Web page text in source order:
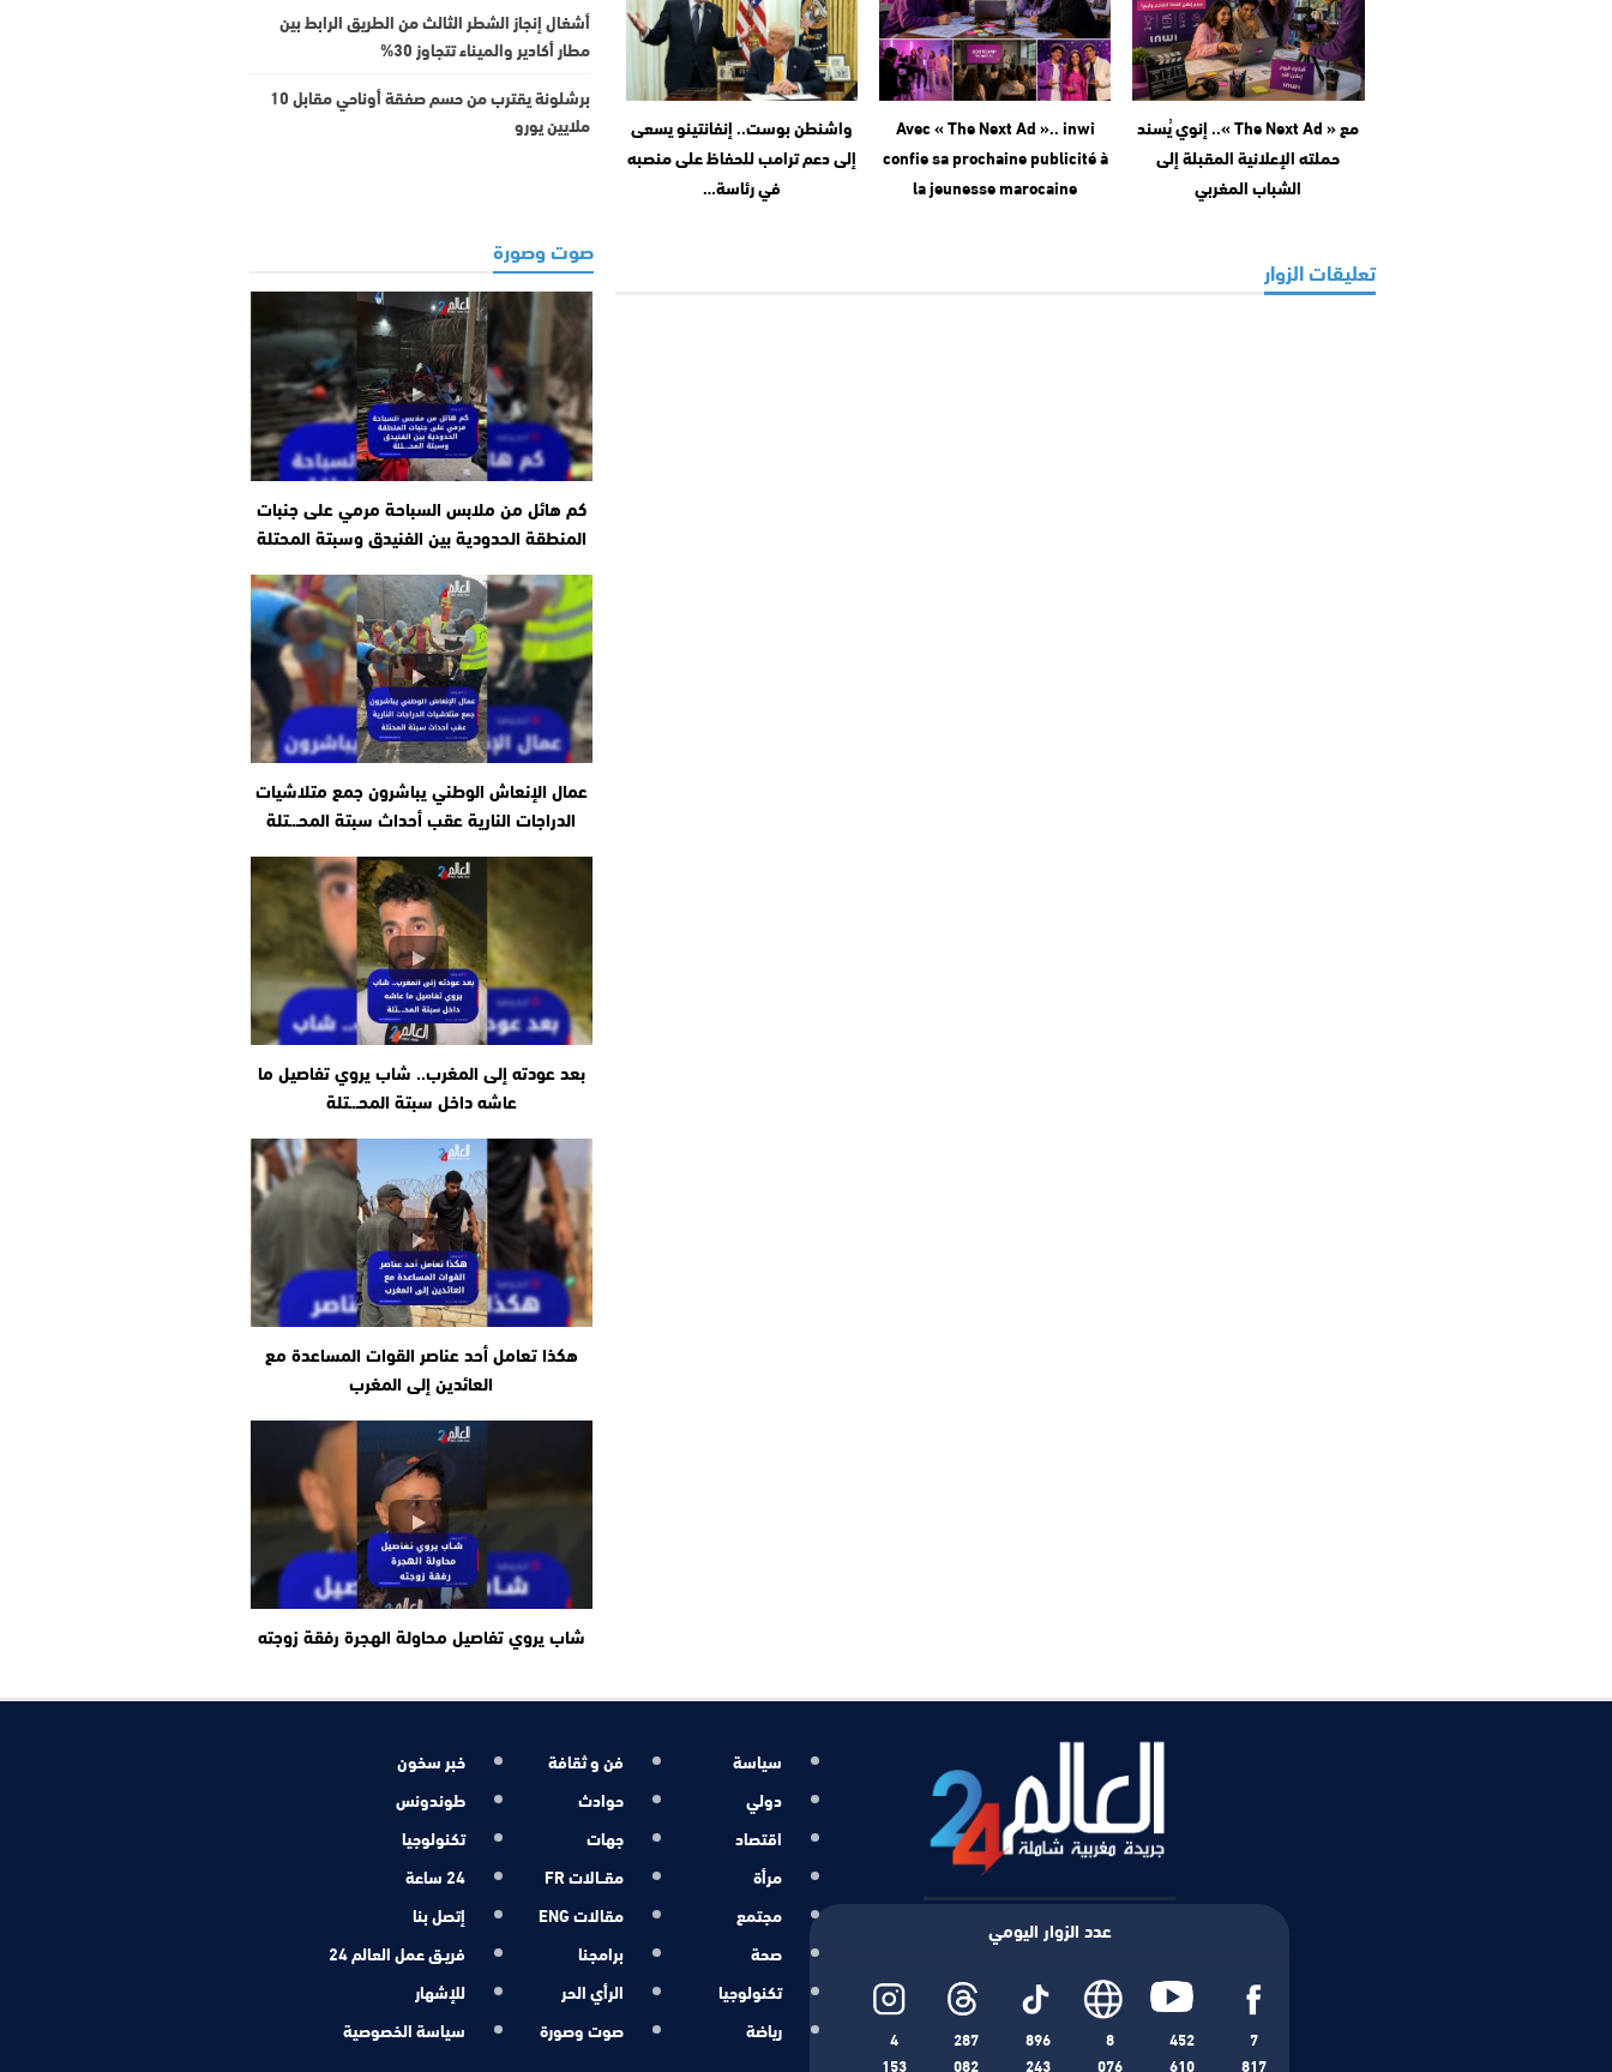
مع « The Next Ad ».. إنوي يُسند
حملته الإعلانية المقبلة إلى
الشباب المغربي
Avec « The Next Ad ».. inwi
confie sa prochaine publicité à
la jeunesse marocaine
واشنطن بوست.. إنفانتينو يسعى
إلى دعم ترامب للحفاظ على منصبه
في رئاسة…
تعليقات الزوار
أشغال إنجاز الشطر الثالث من الطريق الرابط بين
مطار أكادير والميناء تتجاوز 30%
برشلونة يقترب من حسم صفقة أوناحي مقابل 10
ملايين يورو
صوت وصورة
كم هائل من ملابس السباحة مرمي على جنبات
المنطقة الحدودية بين الفنيدق وسبتة المحتلة
عمال الإنعاش الوطني يباشرون جمع متلاشيات
الدراجات النارية عقب أحداث سبتة المحـ.ـتلة
بعد عودته إلى المغرب.. شاب يروي تفاصيل ما
عاشه داخل سبتة المحـ.ـتلة
هكذا تعامل أحد عناصر القوات المساعدة مع
العائدين إلى المغرب
شاب يروي تفاصيل محاولة الهجرة رفقة زوجته
عدد الزوار اليومي
7
817
452
610
8
076
896
243
287
082
4
153
سياسة
دولي
اقتصاد
مرأة
مجتمع
صحة
تكنولوجيا
رياضة
فن و ثقافة
حوادث
جهات
مقــالات FR
مقالات ENG
برامجنا
الرأي الحر
صوت وصورة
خبر سخون
طوندونس
تكنولوجيا
24 ساعة
إتصل بنا
فريـق عمل العالم 24
للإشهار
سياسة الخصوصية